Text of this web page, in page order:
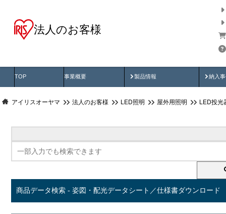
法人のお客様
TOP 事業概要 製品情報
製品動画 納入
納
アイリスオーヤマ 法人のお客様 LED照明 屋外用照明 LED投光
商品データ検索 - 姿図・配光データシート／仕様書ダウンロード